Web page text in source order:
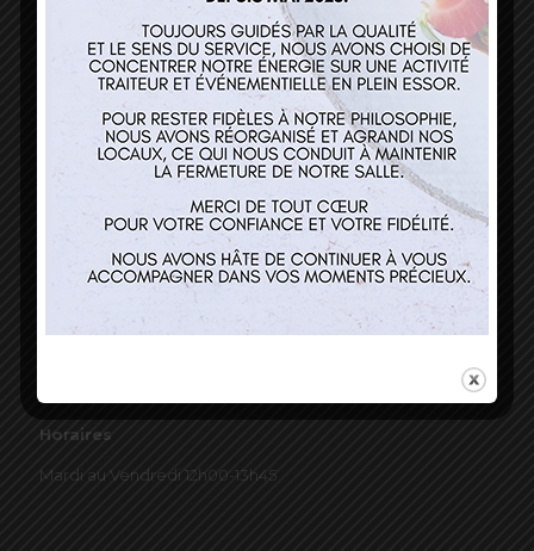
Nos services
Restaurant
Contact
Horaires
Mardi au Vendredi 12h00-13h45